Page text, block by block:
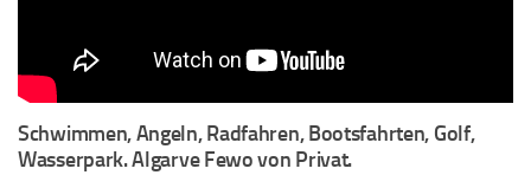
Schwimmen, Angeln, Radfahren, Bootsfahrten, Golf,
Wasserpark. Algarve Fewo von Privat.